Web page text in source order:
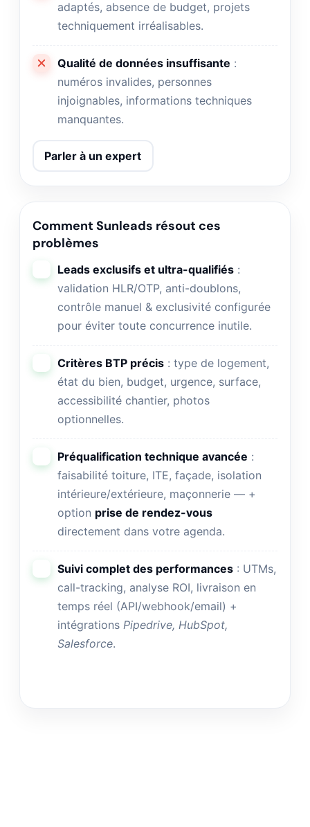
adaptés, absence de budget, projets
techniquement irréalisables.
Qualité de données insuffisante :
numéros invalides, personnes
injoignables, informations techniques
manquantes.
Parler à un expert
Comment Sunleads résout ces
problèmes
Leads exclusifs et ultra-qualifiés:
validation HLR/OTP, anti-doublons,
contrôle manuel & exclusivité configurée
pour éviter toute concurrence inutile.
Critères BTP précis: type de logement,
état du bien, budget, urgence, surface,
accessibilité chantier, photos
optionnelles.
Préqualification technique avancée :
faisabilité toiture, ITE, façade, isolation
intérieure/extérieure, maçonnerie — +
option prise de rendez-vous
directement dans votre agenda.
Suivi complet des performances: UTMs,
call-tracking, analyse ROI, livraison en
temps réel (API/webhook/email) +
intégrations Pipedrive, HubSpot,
Salesforce.